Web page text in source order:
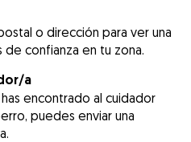
o dirección para ver una
confianza en tu zona.
a
encontrado al cuidador
puedes enviar una